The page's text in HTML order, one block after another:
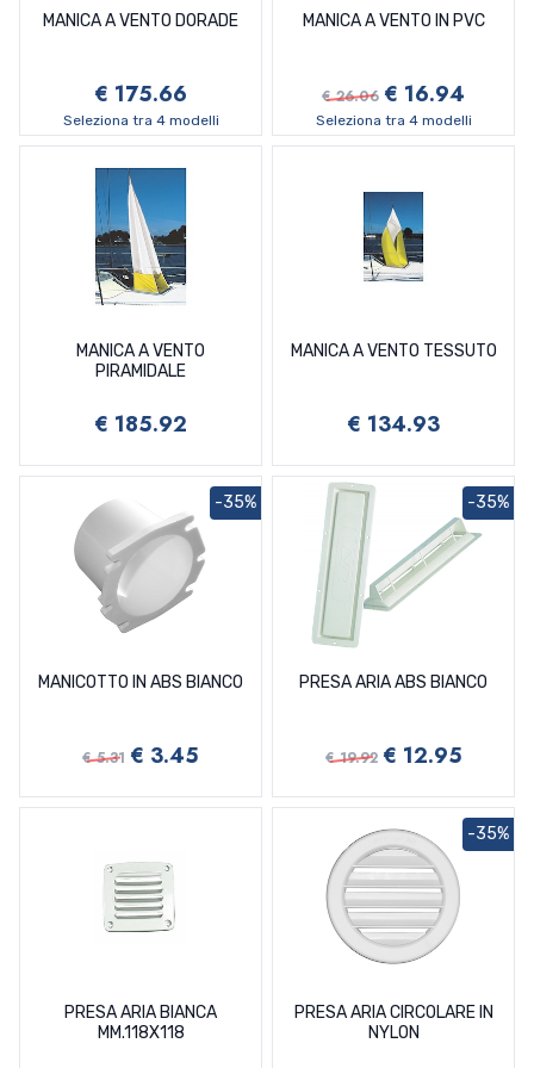
MANICA A VENTO DORADE
€ 175.66
Seleziona tra 4 modelli
MANICA A VENTO IN PVC
€ 26.06 € 16.94
Seleziona tra 4 modelli
MANICA A VENTO
PIRAMIDALE
€ 185.92
MANICA A VENTO TESSUTO
€ 134.93
MANICOTTO IN ABS BIANCO
€ 5.31 € 3.45
-35%
PRESA ARIA ABS BIANCO
€ 19.92 € 12.95
-35%
PRESA ARIA BIANCA
MM.118X118
PRESA ARIA CIRCOLARE IN
NYLON
-35%